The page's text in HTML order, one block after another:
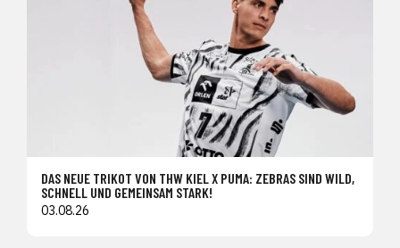
DAS NEUE TRIKOT VON THW KIEL X PUMA: ZEBRAS SIND WILD,
SCHNELL UND GEMEINSAM STARK!
03.08.26